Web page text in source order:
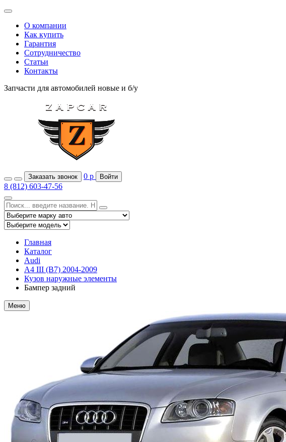
О компании
Как купить
Гарантия
Сотрудничество
Статьи
Контакты
Запчасти для автомобилей новые и б/у
Заказать звонок 0 р Войти
8 (812) 603-47-56
Главная
Каталог
Audi
A4 III (B7) 2004-2009
Кузов наружные элементы
Бампер задний
Меню